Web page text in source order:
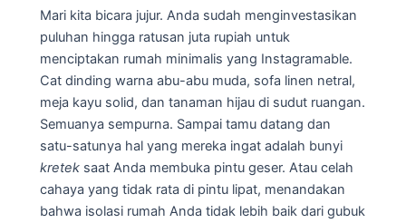
Mari kita bicara jujur. Anda sudah menginvestasikan
puluhan hingga ratusan juta rupiah untuk
menciptakan rumah minimalis yang Instagramable.
Cat dinding warna abu-abu muda, sofa linen netral,
meja kayu solid, dan tanaman hijau di sudut ruangan.
Semuanya sempurna. Sampai tamu datang dan
satu-satunya hal yang mereka ingat adalah bunyi
kretek saat Anda membuka pintu geser. Atau celah
cahaya yang tidak rata di pintu lipat, menandakan
bahwa isolasi rumah Anda tidak lebih baik dari gubuk